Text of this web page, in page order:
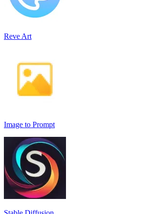
Reve Art
Image to Prompt